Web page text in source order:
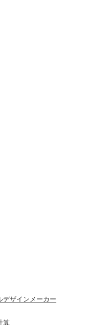
デザインメーカー
算